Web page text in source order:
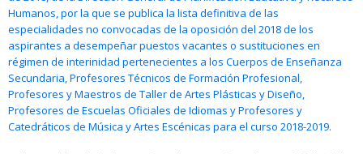
Humanos, por la que se publica la lista definitiva de las
especialidades no convocadas de la oposición del 2018 de los
aspirantes a desempeñar puestos vacantes o sustituciones en
régimen de interinidad pertenecientes a los Cuerpos de Enseñanza
Secundaria, Profesores Técnicos de Formación Profesional,
Profesores y Maestros de Taller de Artes Plásticas y Diseño,
Profesores de Escuelas Oficiales de Idiomas y Profesores y
Catedráticos de Música y Artes Escénicas para el curso 2018-2019.